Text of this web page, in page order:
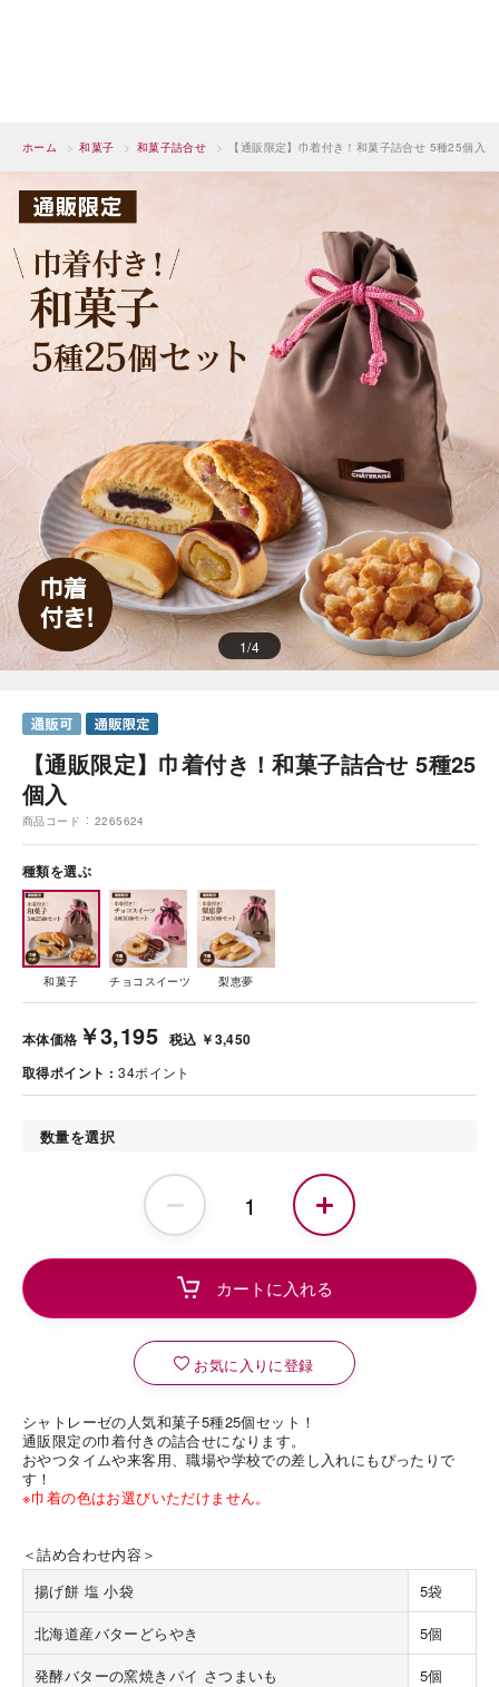
ホーム > 和菓子 > 和菓子詰合せ > 【通販限定】巾着付き！和菓子詰合せ 5種25個入
1/4
【通販限定】巾着付き！和菓子詰合せ 5種25
個入
商品コード 2265624
種類を選ぶ
和菓子 チョコスイーツ 梨恵夢
本体価格 ￥3,195 税込 ￥3,450
取得ポイント
34ポイント
数量を選択
お気に入りに登録
シャトレーゼの人気和菓子5種25個セット！
通販限定の巾着付きの詰合せになります。
おやつタイムや来客用、職場や学校での差し入れにもぴったりで
す！
※巾着の色はお選びいただけません。
＜詰め合わせ内容＞
揚げ餅 塩 小袋
5袋
北海道産バターどらやき
5個
発酵バターの窯焼きパイ さつまいも
5個
海外 Overseas shops